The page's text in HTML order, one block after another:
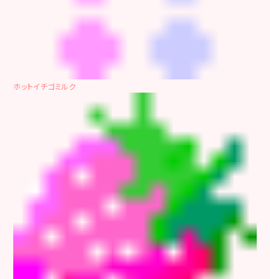
ホットイチゴミルク